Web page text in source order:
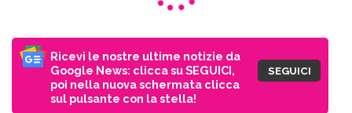
Ricevi le nostre ultime notizie da
Google News: clicca su SEGUICI,
poi nella nuova schermata clicca
sul pulsante con la stella!
SEGUICI